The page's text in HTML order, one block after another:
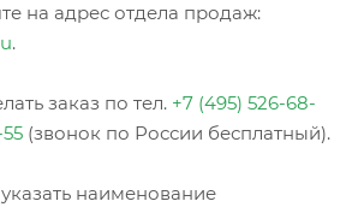
на адрес отдела продаж:
.
заказ по тел. +7 (495) 526-68-
(звонок по России бесплатный).
наименование